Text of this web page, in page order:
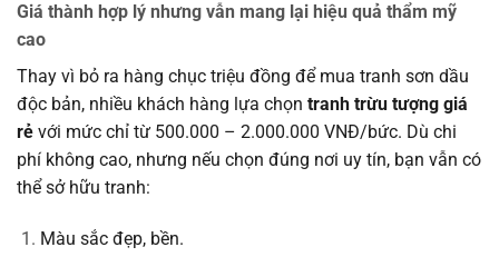
Giá thành hợp lý nhưng vẫn mang lại hiệu quả thẩm mỹ
cao
Thay vì bỏ ra hàng chục triệu đồng để mua tranh sơn dầu
độc bản, nhiều khách hàng lựa chọn tranh trừu tượng giá
rẻ với mức chỉ từ 500.000 – 2.000.000 VNĐ/bức. Dù chi
phí không cao, nhưng nếu chọn đúng nơi uy tín, bạn vẫn có
thể sở hữu tranh:
Màu sắc đẹp, bền.